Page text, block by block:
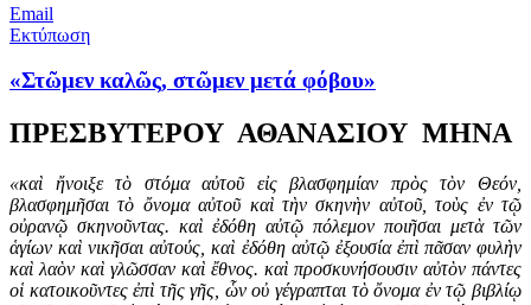
Email
Εκτύπωση
«Στῶμεν καλῶς, στῶμεν μετά φόβου»
ΠΡΕΣΒΥΤΕΡΟΥ ΑΘΑΝΑΣΙΟΥ ΜΗΝΑ
«καὶ ἤνοιξε τὸ στόμα αὐτοῦ εἰς βλασφημίαν πρὸς τὸν Θεόν,
βλασφημῆσαι τὸ ὄνομα αὐτοῦ καὶ τὴν σκηνὴν αὐτοῦ, τοὺς ἐν τῷ
οὐρανῷ σκηνοῦντας. καὶ ἐδόθη αὐτῷ πόλεμον ποιῆσαι μετὰ τῶν
ἁγίων καὶ νικῆσαι αὐτούς, καὶ ἐδόθη αὐτῷ ἐξουσία ἐπὶ πᾶσαν φυλὴν
καὶ λαὸν καὶ γλῶσσαν καὶ ἔθνος. καὶ προσκυνήσουσιν αὐτὸν πάντες
οἱ κατοικοῦντες ἐπὶ τῆς γῆς, ὧν οὐ γέγραπται τὸ ὄνομα ἐν τῷ βιβλίῳ